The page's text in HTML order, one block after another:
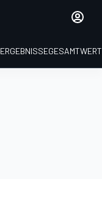
ERGEBNISSE